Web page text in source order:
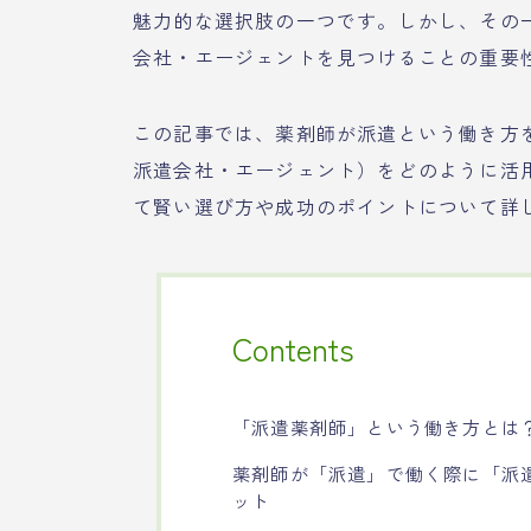
魅力的な選択肢の一つです。しかし、そ
会社・エージェントを見つけることの重
この記事では、薬剤師が派遣という働き
派遣会社・エージェント）をどのように
て賢い選び方や成功のポイントについて
Contents
「派遣薬剤師」という働き方と
薬剤師が「派遣」で働く際に「
ット